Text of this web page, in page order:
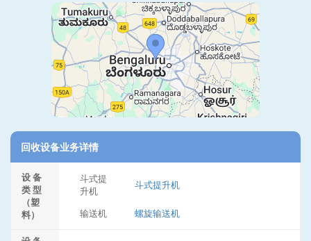
回收设备业务详情
设 备
类 型
（塑
料）
斗式提
升机
斗式提升机
输送机 螺旋输送机